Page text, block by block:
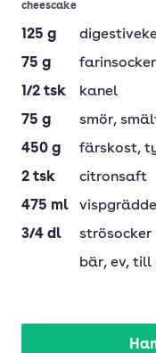
cheescake
125 g
75 g
farinsocker
1/2 tsk
kanel
75 g smör,
450 g färskost,
2 tsk
citronsaft
475 ml
vispgrädde
3/4 dl
strösocker
bär, ev, till